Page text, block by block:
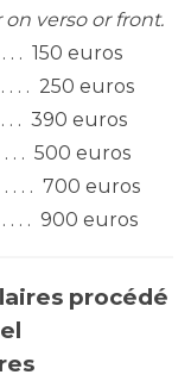
verso or front.
. . . 150 euros
. . . 250 euros
. . . 390 euros
. . . 500 euros
. . . 700 euros
. . . 900 euros
procédé